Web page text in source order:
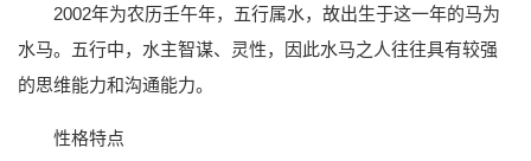
2002年为农历壬午年，五行属水，故出生于这一年的马为
水马。五行中，水主智谋、灵性，因此水马之人往往具有较强
的思维能力和沟通能力。
性格特点